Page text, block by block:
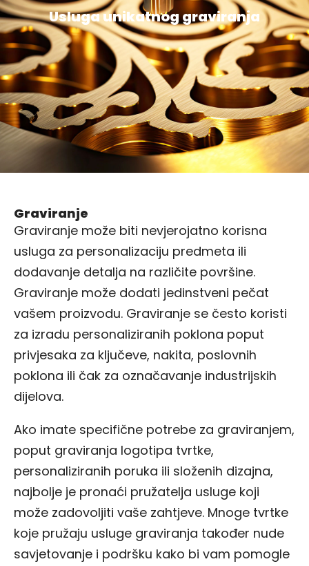
Usluga unikatnog graviranja
Graviranje
Graviranje može biti nevjerojatno korisna
usluga za personalizaciju predmeta ili
dodavanje detalja na različite površine.
Graviranje može dodati jedinstveni pečat
vašem proizvodu. Graviranje se često koristi
za izradu personaliziranih poklona poput
privjesaka za ključeve, nakita, poslovnih
poklona ili čak za označavanje industrijskih
dijelova.
Ako imate specifične potrebe za graviranjem,
poput graviranja logotipa tvrtke,
personaliziranih poruka ili složenih dizajna,
najbolje je pronaći pružatelja usluge koji
može zadovoljiti vaše zahtjeve. Mnoge tvrtke
koje pružaju usluge graviranja također nude
savjetovanje i podršku kako bi vam pomogle